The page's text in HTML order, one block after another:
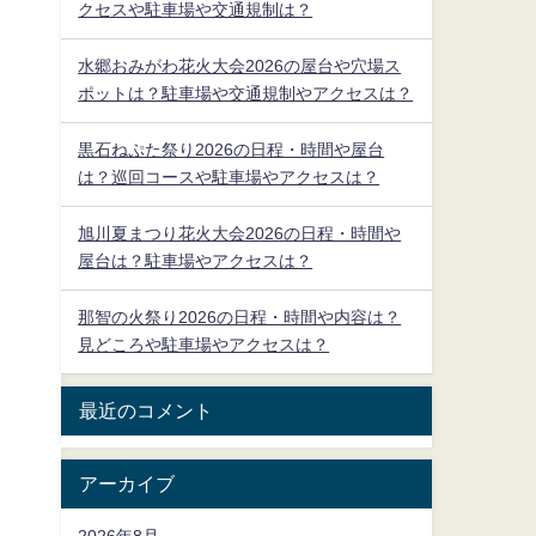
クセスや駐車場や交通規制は？
水郷おみがわ花火大会2026の屋台や穴場ス
ポットは？駐車場や交通規制やアクセスは？
黒石ねぷた祭り2026の日程・時間や屋台
は？巡回コースや駐車場やアクセスは？
旭川夏まつり花火大会2026の日程・時間や
屋台は？駐車場やアクセスは？
那智の火祭り2026の日程・時間や内容は？
見どころや駐車場やアクセスは？
最近のコメント
アーカイブ